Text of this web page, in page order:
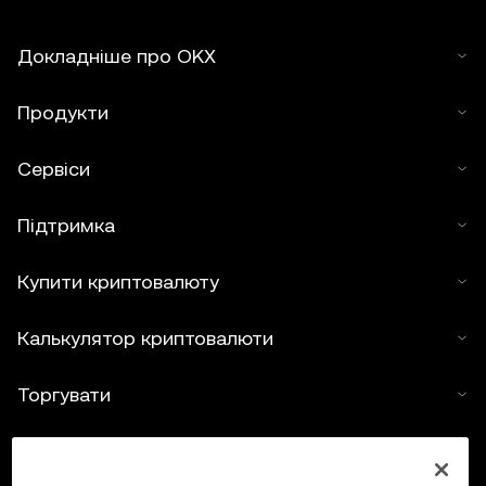
Докладніше про OKX
Продукти
Сервіси
Підтримка
Купити криптовалюту
Калькулятор криптовалюти
Торгувати